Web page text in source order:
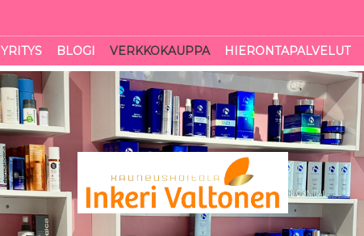
YRITYS BLOGI VERKKOKAUPPA HIERONTAPALVELUT